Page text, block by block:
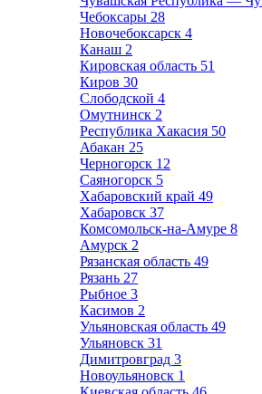
Чебоксары 28
Новочебоксарск 4
Канаш 2
Кировская область 51
Киров 30
Слободской 4
Омутнинск 2
Республика Хакасия 50
Абакан 25
Черногорск 12
Саяногорск 5
Хабаровский край 49
Хабаровск 37
Комсомольск-на-Амуре 8
Амурск 2
Рязанская область 49
Рязань 27
Рыбное 3
Касимов 2
Ульяновская область 49
Ульяновск 31
Димитровград 3
Новоульяновск 1